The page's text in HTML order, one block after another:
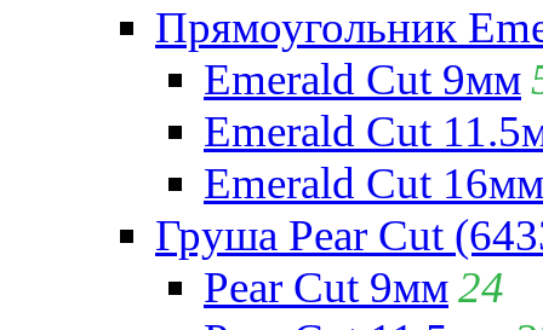
Прямоугольник
Emerald Cut 9мм
Emerald Cut
Emerald Cut 16мм
Груша Pear Cut
Pear Cut 9мм24